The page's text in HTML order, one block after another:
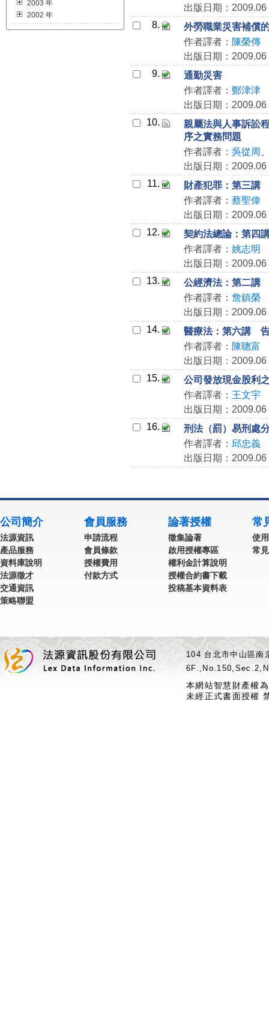
2003 年
2002 年
出版日期：2009.06
8.
外勞職業災害補償
作者譯者： 陳榮傳
出版日期：2009.06
9.
通勤災害
作者譯者： 鄭津津
出版日期：2009.06
10.
親屬法與人事訴訟
序之實務問題
作者譯者： 吳從周
出版日期：2009.06
11.
財產犯罪：第三講
作者譯者： 蔡聖偉
出版日期：2009.06
12.
契約法總論：第四
作者譯者： 姚志明
出版日期：2009.06
13.
公經濟法：第二講
作者譯者： 詹鎮榮
出版日期：2009.06
14.
醫療法：第六講
作者譯者： 陳聰富
出版日期：2009.06
15.
公司發放現金股利
作者譯者： 王文宇
出版日期：2009.06
16.
刑法（罰）易刑處
作者譯者： 邱忠義
出版日期：2009.06
公司簡介
法源資訊
產品服務
資料庫說明
法源徵才
交通資訊
策略聯盟
會員服務
申請流程
會員條款
授權費用
付款方式
論著授權
徵集論著
啟用授權專區
權利金計算說明
授權合約書下載
投稿基本資料表
常
使
常
104 台北市中山區
本網站智慧財產權
未經正式書面授權